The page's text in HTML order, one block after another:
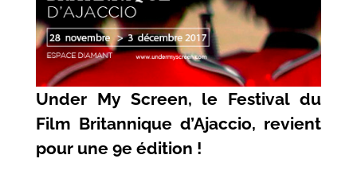
Under My Screen, le Festival du
Film Britannique d’Ajaccio, revient
pour une 9e édition !